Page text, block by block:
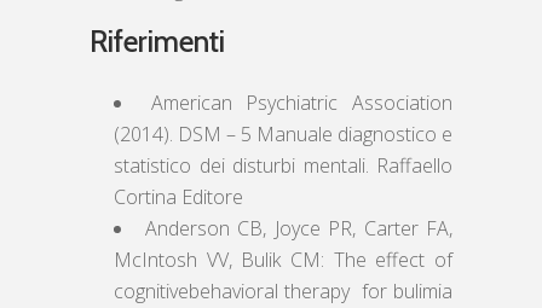
Riferimenti
American Psychiatric Association
(2014). DSM – 5 Manuale diagnostico e
statistico dei disturbi mentali. Raffaello
Cortina Editore
Anderson CB, Joyce PR, Carter FA,
McIntosh VV, Bulik CM: The effect of
cognitivebehavioral therapy for bulimia